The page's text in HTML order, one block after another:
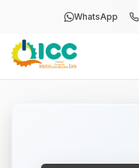
WhatsApp